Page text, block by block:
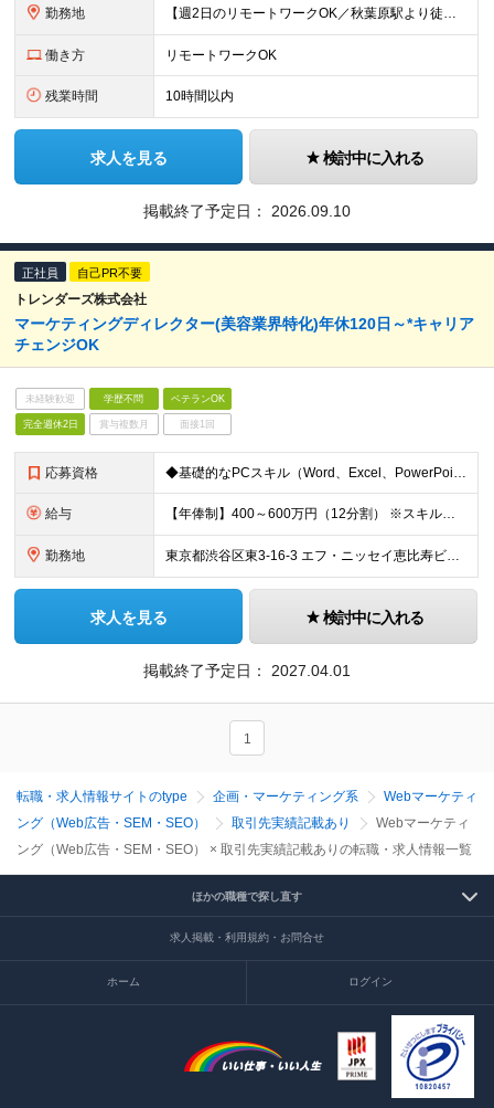
勤務地 【週2日のリモートワークOK／秋葉原駅より徒歩5分】 本社：東京都千代田区神田須田町2-19-23 Daiwa秋葉原ビル 6階 ※展示会などでの国内/海外出張あり ※変更の範囲：上記を除く当社関連
働き方 リモートワークOK
残業時間 10時間以内
求人を見る 検討中に入れる
掲載終了予定日： 2026.09.10
正社員 自己PR不要
トレンダーズ株式会社
マーケティングディレクター(美容業界特化)年休120日～*キャリア
チェンジOK
未経験歓迎 学歴不問 ベテランOK
完全週休2日 賞与複数月 面接1回
応募資格 ◆基礎的なPCスキル（Word、Excel、PowerPoint） ◆社会人経験2年以上 ◆SNS広告運用の経験がある方 ◆複数のプロジェクト管理の経験がある方 【求める人物像】 ◆確動性が高く、リ
給与 【年俸制】400～600万円（12分割） ※スキル・経験を考慮の上、決定します ※上記金額には固定残業代として月45時間相当（月90,000円～月136,000円程度）が含まれています ※超過分は別途
勤務地 東京都渋谷区東3-16-3 エフ・ニッセイ恵比寿ビル8階 ※(変更の範囲)上記を除く当社関連勤務地
求人を見る 検討中に入れる
掲載終了予定日： 2027.04.01
1
転職・求人情報サイトのtype 企画・マーケティング系
Webマーケティ
ング（Web広告・SEM・SEO）
取引先実績記載あり
Webマーケティ
ング（Web広告・SEM・SEO） × 取引先実績記載ありの転職・求人情報一覧
ほかの職種で探し直す
求人掲載・利用規約・お問合せ
ホーム ログイン